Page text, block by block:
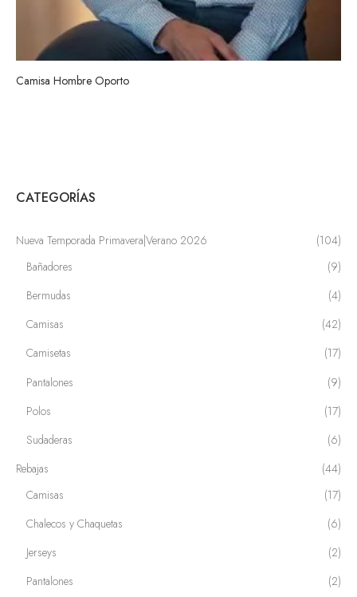
Camisa Hombre Oporto
CATEGORÍAS
Nueva Temporada Primavera|Verano 2026
(104)
Bañadores
(9)
Bermudas
(4)
Camisas
(42)
Camisetas
(17)
Pantalones
(9)
Polos
(17)
Sudaderas
(6)
Rebajas
(44)
Camisas
(17)
Chalecos y Chaquetas
(6)
Jerseys
(2)
Pantalones
(2)